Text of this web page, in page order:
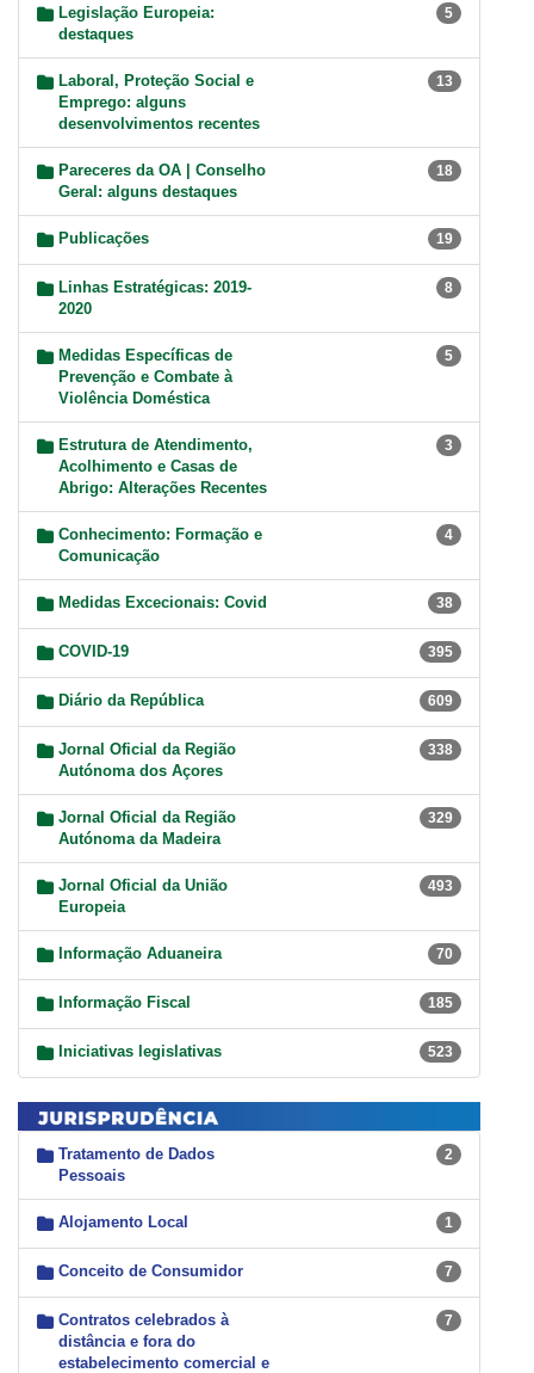
Legislação Europeia:
destaques
5
Laboral, Proteção Social e
Emprego: alguns
desenvolvimentos recentes
13
Pareceres da OA | Conselho
Geral: alguns destaques
18
Publicações 19
Linhas Estratégicas: 2019-
2020
8
Medidas Específicas de
Prevenção e Combate à
Violência Doméstica
5
Estrutura de Atendimento,
Acolhimento e Casas de
Abrigo: Alterações Recentes
3
Conhecimento: Formação e
Comunicação
4
Medidas Excecionais: Covid 38
COVID-19 395
Diário da República 609
Jornal Oficial da Região
Autónoma dos Açores
338
Jornal Oficial da Região
Autónoma da Madeira
329
Jornal Oficial da União
Europeia
493
Informação Aduaneira 70
Informação Fiscal 185
Iniciativas legislativas 523
Tratamento de Dados
Pessoais
2
Alojamento Local 1
Conceito de Consumidor 7
Contratos celebrados à
distância e fora do
estabelecimento comercial e
7